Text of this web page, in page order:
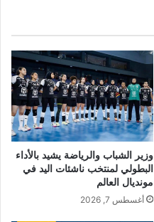
وزير الشباب والرياضة يشيد بالأداء
البطولي لمنتخب ناشئات اليد في
مونديال العالم
أغسطس 7, 2026